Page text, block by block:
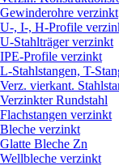
Gewinderohre verzinkt
U-, I-, H-Profile
U-Stahlträger verzinkt
IPE-Profile verzinkt
L-Stahlstangen, T-
Verz. vierkant.
Verzinkter Rundstahl
Flachstangen verzinkt
Bleche verzinkt
Glatte Bleche Zn
Wellbleche verzinkt